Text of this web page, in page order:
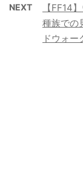
NEXT
【FF14
種族での
ドウォー